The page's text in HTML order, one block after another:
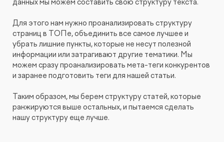
Для этого нам нужно проанализировать структуру
страниц в ТОПе, объединить все самое лучшее и
убрать лишние пункты, которые не несут полезной
информации или затрагивают другие тематики. Мы
можем сразу проанализировать мета-теги конкурентов
и заранее подготовить теги для нашей статьи.
Таким образом, мы берем структуру статей, которые
ранжируются выше остальных, и пытаемся сделать
нашу структуру еще лучше.